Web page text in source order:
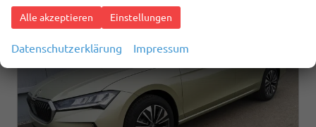
Alle akzeptieren Einstellungen
Datenschutzerklärung Impressum